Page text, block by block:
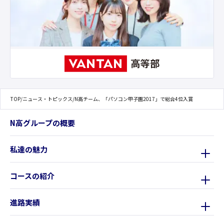
TOP/ニュース・トピックス/N高チーム、「パソコン甲子園2017」で総合4位入賞
N高グループの概要
私達の魅力
コースの紹介
進路実績